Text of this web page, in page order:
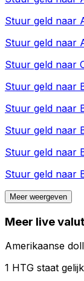
Stuur geld naar
Stuur geld naar
Stuur geld naar
Stuur geld naar
Stuur geld naar
Stuur geld naar
Stuur geld naar
Stuur geld naar
Meer weergeven
Meer live
Amerikaanse
1 HTG staat